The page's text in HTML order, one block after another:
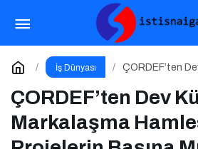
İş Dünyası
ÇORDEF’ten
Ferhat Sağlam
ÇORDEF’ten Dev
Markalaşma
Kamu Bilgi ve İletişim
2026 İçin Geri Sayım!
Yorum Yap